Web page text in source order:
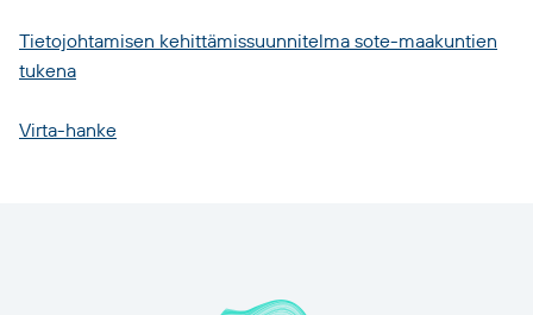
Tietojohtamisen kehittämissuunnitelma sote-maakuntien
tukena
Virta-hanke